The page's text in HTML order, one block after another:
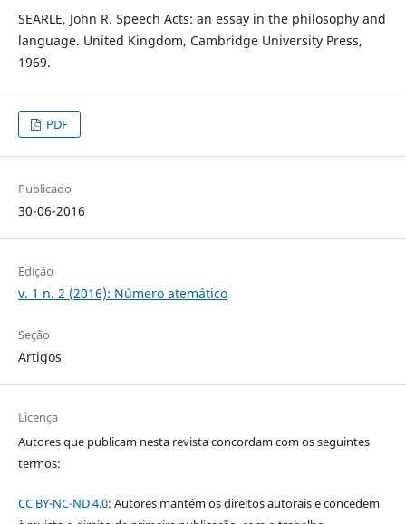
SEARLE, John R. Speech Acts: an essay in the philosophy and
language. United Kingdom, Cambridge University Press,
1969.
PDF
Publicado
30-06-2016
Edição
v. 1 n. 2 (2016): Número atemático
Seção
Artigos
Licença
Autores que publicam nesta revista concordam com os seguintes
termos:
CC BY-NC-ND 4.0: Autores mantém os direitos autorais e concedem